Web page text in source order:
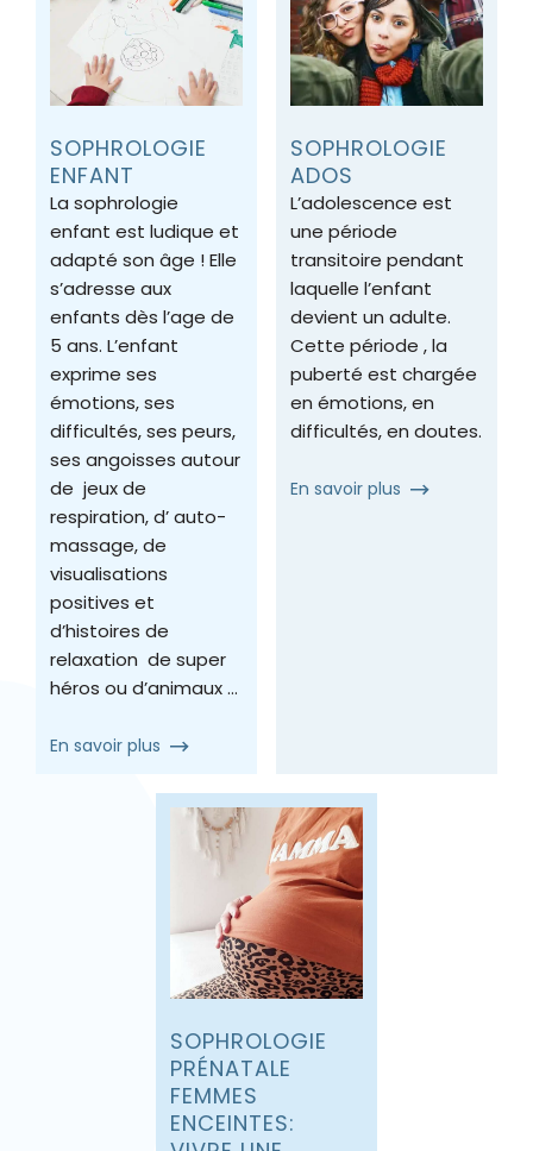
SOPHROLOGIE
ENFANT
La sophrologie
enfant est ludique et
adapté son âge ! Elle
s’adresse aux
enfants dès l’age de
5 ans. L’enfant
exprime ses
émotions, ses
difficultés, ses peurs,
ses angoisses autour
de jeux de
respiration, d’ auto-
massage, de
visualisations
positives et
d’histoires de
relaxation de super
héros ou d’animaux …
En savoir plus
SOPHROLOGIE
ADOS
L’adolescence est
une période
transitoire pendant
laquelle l’enfant
devient un adulte.
Cette période , la
puberté est chargée
en émotions, en
difficultés, en doutes.
En savoir plus
SOPHROLOGIE
PRÉNATALE
FEMMES
ENCEINTES: